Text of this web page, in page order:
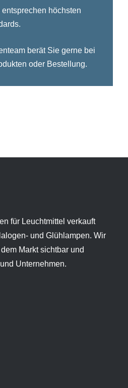
höchsten
berät Sie gerne bei
oder Bestellung.
für Leuchtmittel verkauft
und Glühlampen. Wir
Markt sichtbar und
Unternehmen.